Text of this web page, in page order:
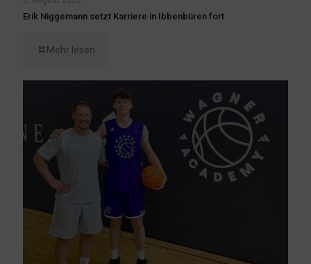
Erik Niggemann setzt Karriere in Ibbenbüren fort
Mehr lesen